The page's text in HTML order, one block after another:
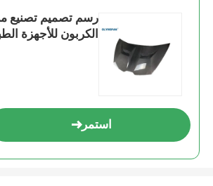
رسم تصميم تصنيع
الكربون للأجهزة
استمر